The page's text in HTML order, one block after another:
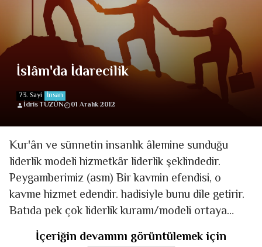
İslâm'da İdarecilik
73. Sayi İnsan
İdris TÜZÜN
01 Aralık 2012
Kur'ân ve sünnetin insanlık âlemine sunduğu
liderlik modeli hizmetkâr liderlik şeklindedir.
Peygamberimiz (asm) Bir kavmin efendisi, o
kavme hizmet edendir. hadisiyle bunu dile getirir.
Batıda pek çok liderlik kuramı/modeli ortaya
atılmıştır. Fakat bu liderlik modellerinin
İçeriğin devamını görüntülemek için